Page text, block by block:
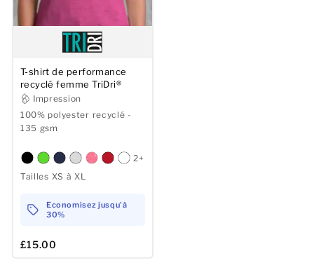
T-shirt de performance
recyclé femme TriDri®
Impression
100% polyester recyclé -
135 gsm
2+
Tailles XS à XL
Economisez jusqu'à
30%
£15.00